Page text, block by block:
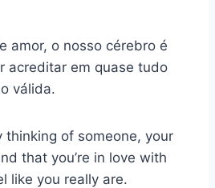
amor, o nosso cérebro é
acreditar em quase tudo
válida.
thinking of someone, your
that you’re in love with
like you really are.